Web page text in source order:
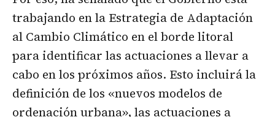
trabajando en la Estrategia de Adaptación
al Cambio Climático en el borde litoral
para identificar las actuaciones a llevar a
cabo en los próximos años. Esto incluirá la
definición de los «nuevos modelos de
ordenación urbana», las actuaciones a